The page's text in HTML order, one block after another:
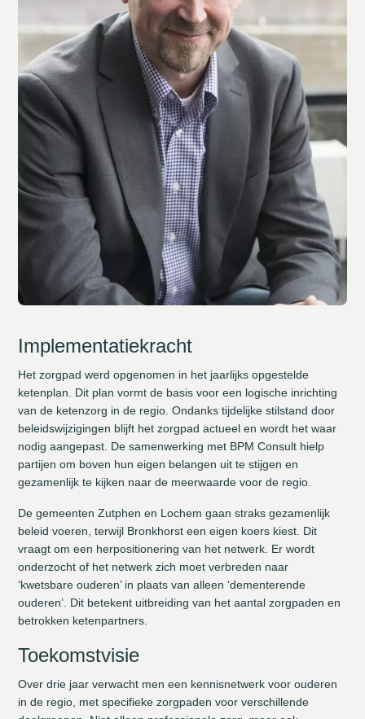
Implementatiekracht
Het zorgpad werd opgenomen in het jaarlijks opgestelde
ketenplan. Dit plan vormt de basis voor een logische inrichting
van de ketenzorg in de regio. Ondanks tijdelijke stilstand door
beleidswijzigingen blijft het zorgpad actueel en wordt het waar
nodig aangepast. De samenwerking met BPM Consult hielp
partijen om boven hun eigen belangen uit te stijgen en
gezamenlijk te kijken naar de meerwaarde voor de regio.
De gemeenten Zutphen en Lochem gaan straks gezamenlijk
beleid voeren, terwijl Bronkhorst een eigen koers kiest. Dit
vraagt om een herpositionering van het netwerk. Er wordt
onderzocht of het netwerk zich moet verbreden naar
‘kwetsbare ouderen’ in plaats van alleen ‘dementerende
ouderen’. Dit betekent uitbreiding van het aantal zorgpaden en
betrokken ketenpartners.
Toekomstvisie
Over drie jaar verwacht men een kennisnetwerk voor ouderen
in de regio, met specifieke zorgpaden voor verschillende